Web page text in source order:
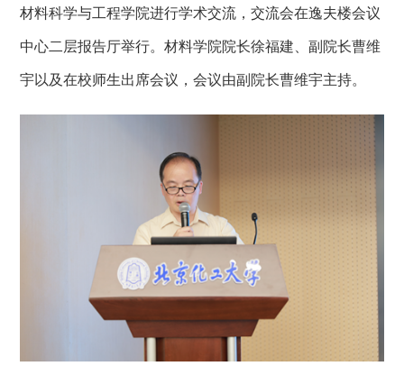
材料科学与工程学院进行学术交流，交流会在逸夫楼会议
中心二层报告厅举行。材料学院院长徐福建、副院长曹维
宇以及在校师生出席会议，会议由副院长曹维宇主持。